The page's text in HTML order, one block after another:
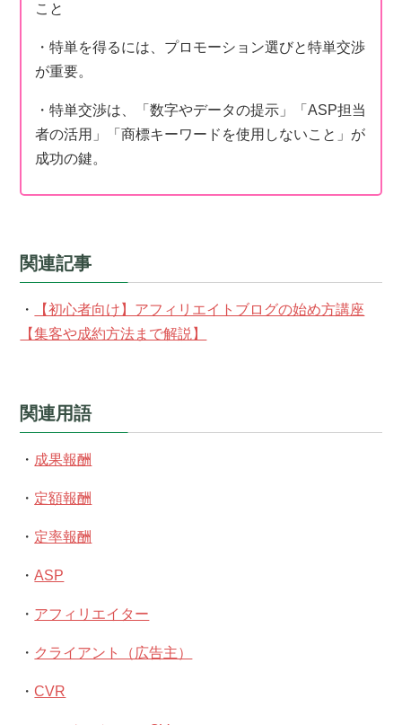
こと
・特単を得るには、プロモーション選びと特単交渉
が重要。
・特単交渉は、「数字やデータの提示」「ASP担当
者の活用」「商標キーワードを使用しないこと」が
成功の鍵。
関連記事
・
【初心者向け】アフィリエイトブログの始め方講座
【集客や成約方法まで解説】
関連用語
・ 成果報酬
・ 定額報酬
・ 定率報酬
・ASP
・ アフィリエイター
・ クライアント（広告主）
・CVR